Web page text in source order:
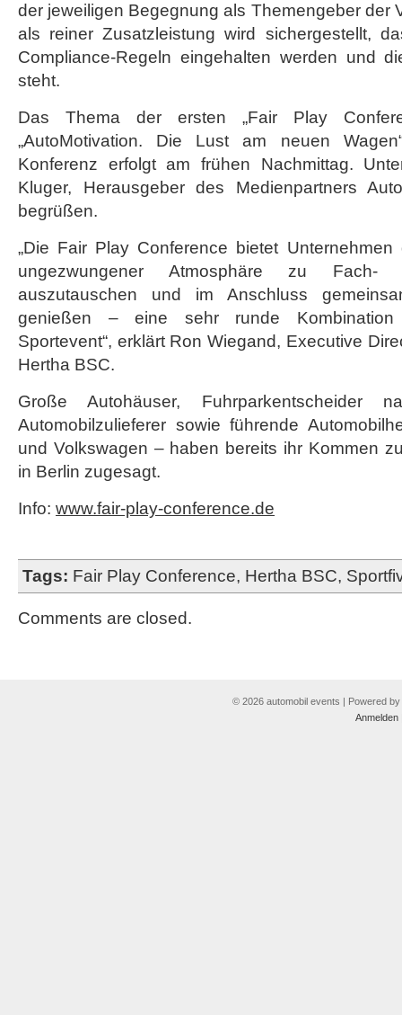
der jeweiligen Begegnung als Themengeber der
als reiner Zusatzleistung wird sichergestellt,
Compliance-Regeln eingehalten werden und
steht.
Das Thema der ersten „Fair Play
„AutoMotivation. Die Lust am neuen
Konferenz erfolgt am frühen Nachmittag.
Kluger, Herausgeber des Medienpartners
begrüßen.
„Die Fair Play Conference bietet
ungezwungener Atmosphäre zu Fach-
auszutauschen und im Anschluss
genießen – eine sehr runde
Sportevent“, erklärt Ron Wiegand, Executive
Hertha BSC.
Große Autohäuser, Fuhrparkentscheider
Automobilzulieferer sowie führende
und Volkswagen – haben bereits ihr Kommen
in Berlin zugesagt.
Info: www.fair-play-conference.de
Tags: Fair Play Conference, Hertha BSC,
Comments are closed.
© 2026 automobil events | Powered by
Anmelden|